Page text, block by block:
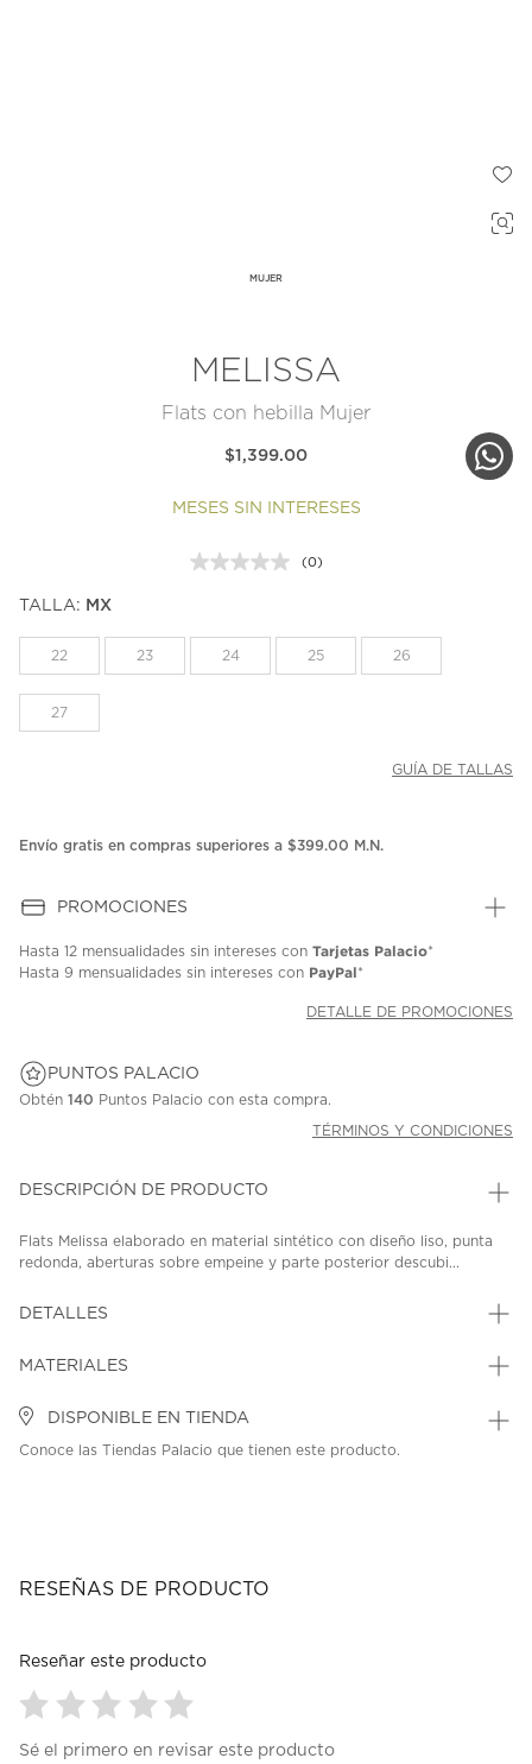
MUJER
MELISSA
Flats con hebilla Mujer
$1,399.00
MESES SIN INTERESES
Sin
la
misma
(0)
TALLA: MX
22 23 24 25 26
27
GUÍA DE TALLAS
Envío gratis en compras superiores a $399.00 M.N.
PROMOCIONES
Hasta 12 mensualidades sin intereses con Tarjetas Palacio*
Hasta 9 mensualidades sin intereses con PayPal*
DETALLE DE PROMOCIONES
PUNTOS PALACIO
Obtén 140 Puntos Palacio con esta compra.
TÉRMINOS Y CONDICIONES
DESCRIPCIÓN DE PRODUCTO
Flats Melissa elaborado en material sintético con diseño liso, punta
redonda, aberturas sobre empeine y parte posterior descubi...
DETALLES
MATERIALES
DISPONIBLE EN TIENDA
Conoce las Tiendas Palacio que tienen este producto.
RESEÑAS DE PRODUCTO
Reseñar este producto
paraparaparaparapara
Sé el primero en revisar este producto